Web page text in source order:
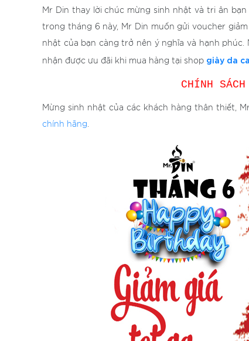
Mr Din thay lời chúc mừng sinh nhật và tri ân
trong tháng 6 này, Mr Din muốn gửi voucher
nhật của bạn càng trở nên ý nghĩa và hạnh
nhận được ưu đãi khi mua hàng tại shop giày da
CHÍNH
Mừng sinh nhật của các khách hàng thân thiết,
chính hãng.